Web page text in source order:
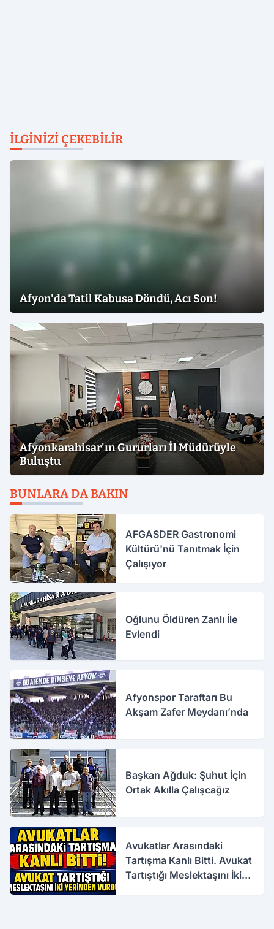
İLGINIZI ÇEKEBILIR
Afyon'da Tatil Kabusa Döndü, Acı Son!
Afyonkarahisar'ın Gururları İl Müdürüyle
Buluştu
BUNLARA DA BAKIN
AFGASDER Gastronomi
Kültürü'nü Tanıtmak İçin
Çalışıyor
Oğlunu Öldüren Zanlı İle
Evlendi
Afyonspor Taraftarı Bu
Akşam Zafer Meydanı’nda
Başkan Ağduk: Şuhut İçin
Ortak Akılla Çalışcağız
Avukatlar Arasındaki
Tartışma Kanlı Bitti. Avukat
Tartıştığı Meslektaşını İki